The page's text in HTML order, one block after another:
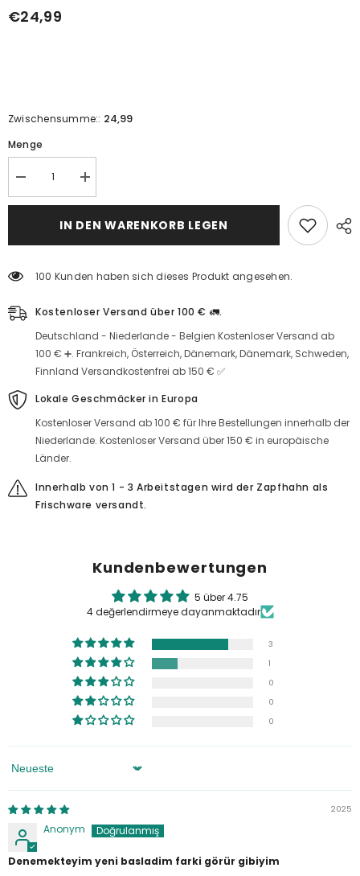
€24,99
Zwischensumme:: 24,99
Menge
Reduzieren
Sie
den
den
Erhöhen
Sie
den
Betrag
für
den
IN DEN WARENKORB LEGEN
100 Kunden haben sich dieses Produkt angesehen.
Kostenloser Versand über 100 € 🚛.
Deutschland - Niederlande - Belgien Kostenloser Versand ab
100 € ➕. Frankreich, Österreich, Dänemark, Dänemark, Schweden,
Finnland Versandkostenfrei ab 150 € ✅
Lokale Geschmäcker in Europa
Kostenloser Versand ab 100 € für Ihre Bestellungen innerhalb der
Niederlande. Kostenloser Versand über 150 € in europäische
Länder.
Innerhalb von 1 - 3 Arbeitstagen wird der Zapfhahn als
Frischware versandt.
Kundenbewertungen
5 über 4.75
4 değerlendirmeye dayanmaktadır
3
1
0
0
0
Sortieren Nach
2025
Anonym
Denemekteyim yeni basladim farki görür gibiyim